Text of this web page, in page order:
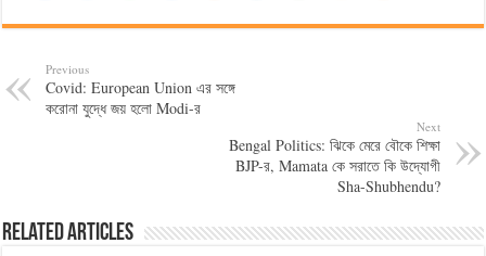
Previous
Covid: European Union এর সঙ্গে
করোনা যুদ্ধে জয় হলো Modi-র
Next
Bengal Politics: ঝিকে মেরে বৌকে শিক্ষা
BJP-র, Mamata কে সরাতে কি উদ্যোগী
Sha-Shubhendu?
Related Articles